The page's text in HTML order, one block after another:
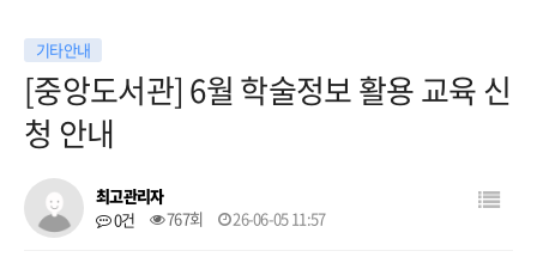
대학생활 공모전
기타안내
[중앙도서관] 6월 학술정보 활용 교육 신
청 안내
최고관리자
0건
767회 26-06-05 11:57